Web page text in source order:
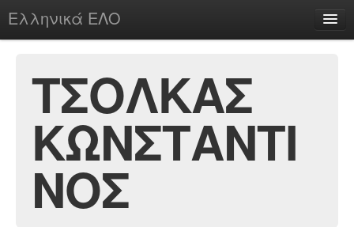
Ελληνικά ΕΛΟ
chesstu.be @ discord
Login
ΤΣΟΛΚΑΣ
ΚΩΝΣΤΑΝΤΙ
ΝΟΣ